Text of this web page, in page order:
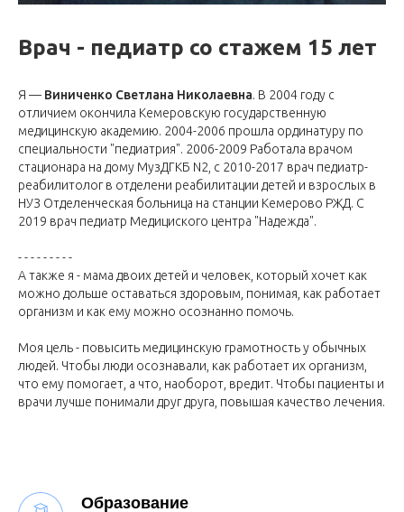
Врач - педиатр со стажем 15 лет
Я — Виниченко Светлана Николаевна. В 2004 году с
отличием окончила Кемеровскую государственную
медицинскую академию. 2004-2006 прошла ординатуру по
специальности "педиатрия". 2006-2009 Работала врачом
стационара на дому МузДГКБ N2, с 2010-2017 врач педиатр-
реабилитолог в отделени реабилитации детей и взрослых в
НУЗ Отделенческая больница на станции Кемерово РЖД. С
2019 врач педиатр Медициского центра "Надежда".
- - - - - - - - -
А также я - мама двоих детей и человек, который хочет как
можно дольше оставаться здоровым, понимая, как работает
организм и как ему можно осознанно помочь.
Моя цель - повысить медицинскую грамотность у обычных
людей. Чтобы люди осознавали, как работает их организм,
что ему помогает, а что, наоборот, вредит. Чтобы пациенты и
врачи лучше понимали друг друга, повышая качество лечения.
Образование